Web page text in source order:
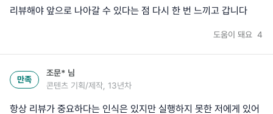
리뷰해야 앞으로 나아갈 수 있다는 점 다시 한 번 느끼고 갑니다
도움이 돼요 4
만족
조문* 님
콘텐츠 기획/제작, 13년차
항상 리뷰가 중요하다는 인식은 있지만 실행하지 못한 저에게 있어